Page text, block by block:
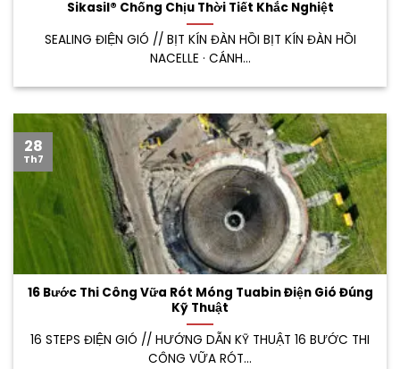
Sikasil® Chống Chịu Thời Tiết Khắc Nghiệt
SEALING ĐIỆN GIÓ // BỊT KÍN ĐÀN HỒI BỊT KÍN ĐÀN HỒI
NACELLE · CÁNH...
16 Bước Thi Công Vữa Rót Móng Tuabin Điện Gió Đúng
Kỹ Thuật
16 STEPS ĐIỆN GIÓ // HƯỚNG DẪN KỸ THUẬT 16 BƯỚC THI
CÔNG VỮA RÓT...
28
Th7